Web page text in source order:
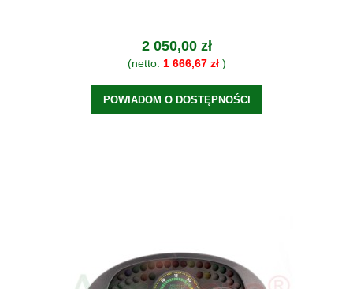
2 050,00 zł
(netto: 1 666,67 zł)
POWIADOM O DOSTĘPNOŚCI